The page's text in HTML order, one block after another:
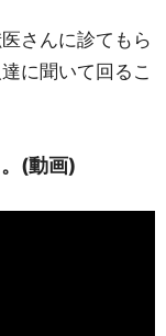
さんに診てもら
に聞いて回るこ
(動画)